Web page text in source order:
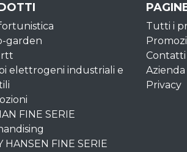
garden
elettrogeni industriali e
FINE SERIE
HANSEN FINE SERIE
Tutti i
Contatti
Azienda
Privacy